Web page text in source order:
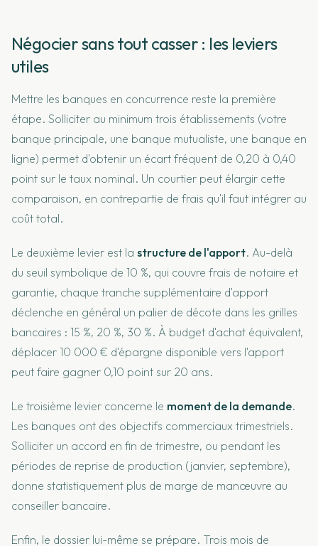
Négocier sans tout casser : les leviers
utiles
Mettre les banques en concurrence reste la première
étape. Solliciter au minimum trois établissements (votre
banque principale, une banque mutualiste, une banque en
ligne) permet d'obtenir un écart fréquent de 0,20 à 0,40
point sur le taux nominal. Un courtier peut élargir cette
comparaison, en contrepartie de frais qu'il faut intégrer au
coût total.
Le deuxième levier est la structure de l'apport. Au-delà
du seuil symbolique de 10 %, qui couvre frais de notaire et
garantie, chaque tranche supplémentaire d'apport
déclenche en général un palier de décote dans les grilles
bancaires : 15 %, 20 %, 30 %. À budget d'achat équivalent,
déplacer 10 000 € d'épargne disponible vers l'apport
peut faire gagner 0,10 point sur 20 ans.
Le troisième levier concerne le moment de la demande.
Les banques ont des objectifs commerciaux trimestriels.
Solliciter un accord en fin de trimestre, ou pendant les
périodes de reprise de production (janvier, septembre),
donne statistiquement plus de marge de manœuvre au
conseiller bancaire.
Enfin, le dossier lui-même se prépare. Trois mois de